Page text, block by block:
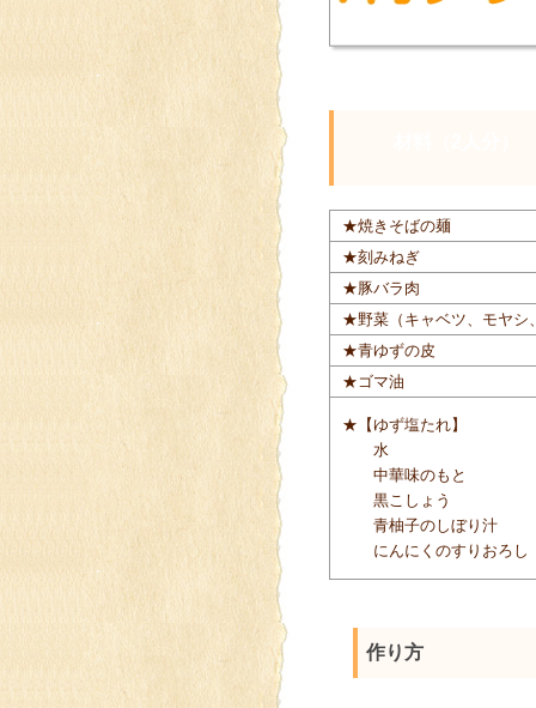
★焼きそばの麺
★刻みねぎ
★豚バラ肉
★野菜（キャベツ、モヤシ
★青ゆずの皮
★ゴマ油
★【ゆず塩たれ】
水
中華味のもと
黒こしょう
青柚子のしぼり汁
にんにくのすりおろし
作り方